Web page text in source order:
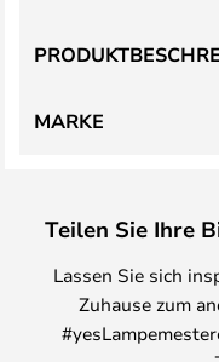
MARKE
Teilen Sie Ihre
Lassen Sie sich
Zuhause zum